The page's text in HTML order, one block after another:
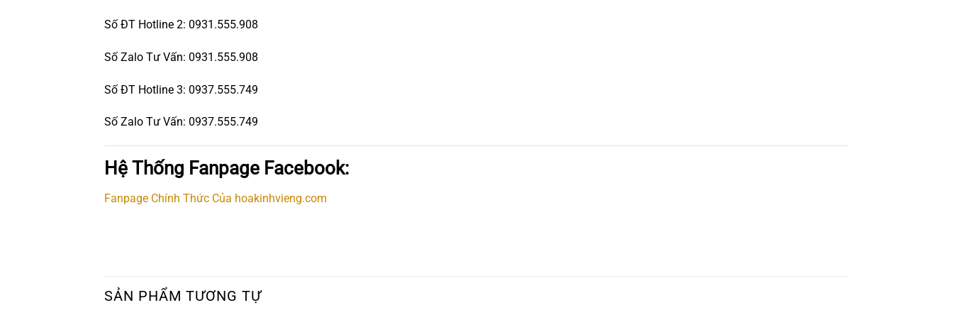
Số ĐT Hotline 2: 0931.555.908
Số Zalo Tư Vấn: 0931.555.908
Số ĐT Hotline 3: 0937.555.749
Số Zalo Tư Vấn: 0937.555.749
Hệ Thống Fanpage Facebook:
Fanpage Chính Thức Của hoakinhvieng.com
SẢN PHẨM TƯƠNG TỰ